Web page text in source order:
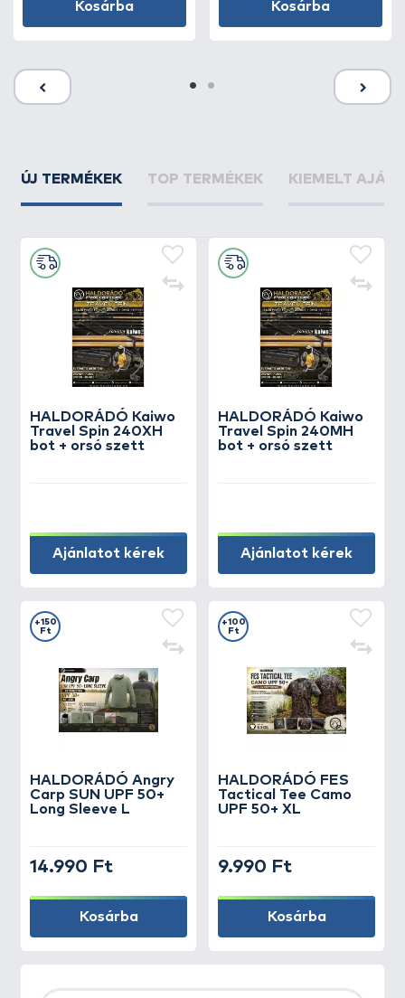
Kosárba Kosárba
ÚJ TERMÉKEK TOP TERMÉKEK KIEMELT
HALDORÁDÓ Kaiwo
Travel Spin 240XH
bot + orsó szett
Ajánlatot kérek
HALDORÁDÓ Kaiwo
Travel Spin 240MH
bot + orsó szett
Ajánlatot kérek
HALDORÁDÓ Angry
Carp SUN UPF 50+
Long Sleeve L
+150
Ft
14.990 Ft
Kosárba
HALDORÁDÓ FES
Tactical Tee Camo
UPF 50+ XL
+100
Ft
9.990 Ft
Kosárba